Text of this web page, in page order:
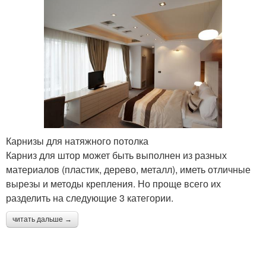
Карнизы для натяжного потолка
Карниз для штор может быть выполнен из разных
материалов (пластик, дерево, металл), иметь отличные
вырезы и методы крепления. Но проще всего их
разделить на следующие 3 категории.
читать дальше →